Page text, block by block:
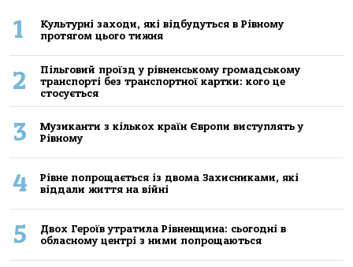
1
Культурні заходи, які відбудуться в Рівному
протягом цього тижня
2
Пільговий проїзд у рівненському громадському
транспорті без транспортної картки: кого це
стосується
3
Музиканти з кількох країн Європи виступлять у
Рівному
4
Рівне попрощається із двома Захисниками, які
віддали життя на війні
5
Двох Героїв утратила Рівненщина: сьогодні в
обласному центрі з ними попрощаються